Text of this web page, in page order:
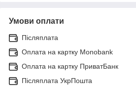
Умови оплати
Післяплата
Оплата на картку Monobank
Оплата на картку ПриватБанк
Післяплата УкрПошта